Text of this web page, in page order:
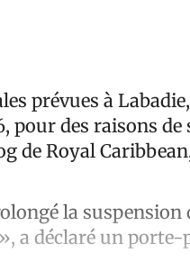
prévues à
pour des raisons de
de Royal
la suspension
a déclaré un porte-